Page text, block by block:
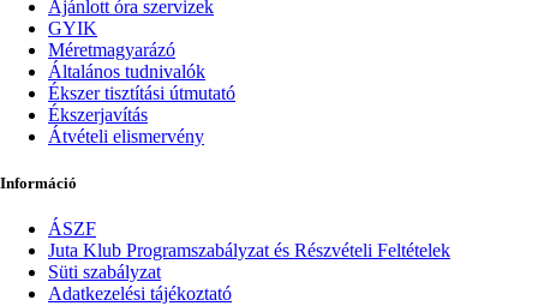
Ajánlott óra szervizek
GYIK
Méretmagyarázó
Általános tudnivalók
Ékszer tisztítási útmutató
Ékszerjavítás
Átvételi elismervény
Információ
ÁSZF
Juta Klub Programszabályzat és Részvételi Feltételek
Süti szabályzat
Adatkezelési tájékoztató